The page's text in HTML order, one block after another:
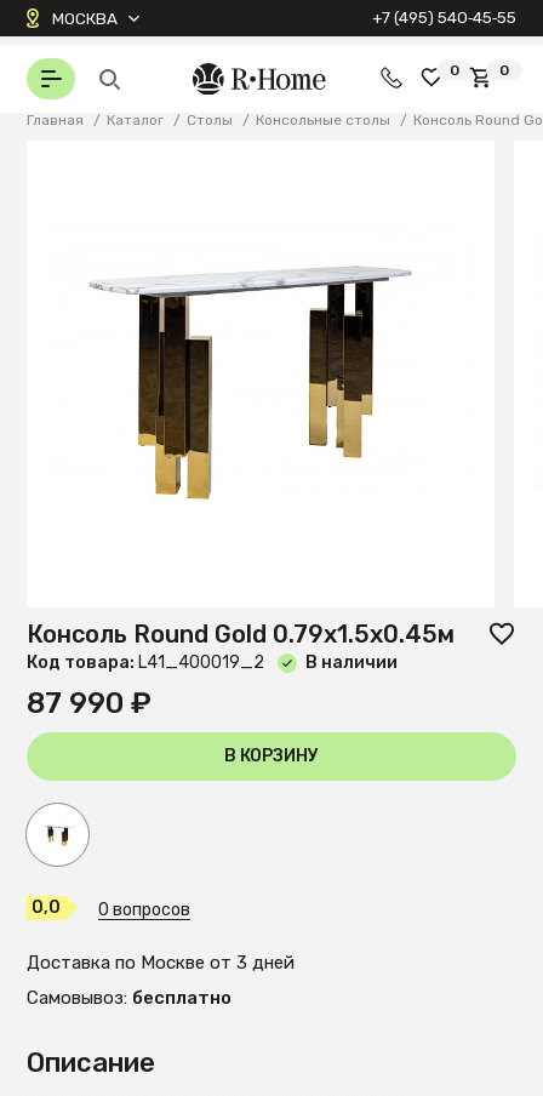
МОСКВА +7 (495) 540‑45‑55
0 0
Главная / Каталог / Столы / Консольные столы / Консоль Round
Описание
Консоль Round Gold 0.79x1.5x0.45м
Код товара: L41_400019_2 В наличии
87 990 ₽
В КОРЗИНУ
0,0 0 вопросов
Доставка по Москве от 3 дней
Самовывоз: бесплатно